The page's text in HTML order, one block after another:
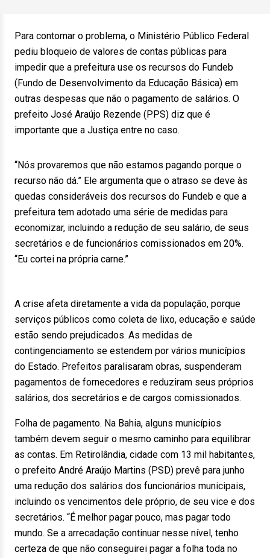
Para contornar o problema, o Ministério Público Federal
pediu bloqueio de valores de contas públicas para
impedir que a prefeitura use os recursos do Fundeb
(Fundo de Desenvolvimento da Educação Básica) em
outras despesas que não o pagamento de salários. O
prefeito José Araújo Rezende (PPS) diz que é
importante que a Justiça entre no caso.
“Nós provaremos que não estamos pagando porque o
recurso não dá.” Ele argumenta que o atraso se deve às
quedas consideráveis dos recursos do Fundeb e que a
prefeitura tem adotado uma série de medidas para
economizar, incluindo a redução de seu salário, de seus
secretários e de funcionários comissionados em 20%.
“Eu cortei na própria carne.”
A crise afeta diretamente a vida da população, porque
serviços públicos como coleta de lixo, educação e saúde
estão sendo prejudicados. As medidas de
contingenciamento se estendem por vários municípios
do Estado. Prefeitos paralisaram obras, suspenderam
pagamentos de fornecedores e reduziram seus próprios
salários, dos secretários e de cargos comissionados.
Folha de pagamento. Na Bahia, alguns municípios
também devem seguir o mesmo caminho para equilibrar
as contas. Em Retirolândia, cidade com 13 mil habitantes,
o prefeito André Araújo Martins (PSD) prevê para junho
uma redução dos salários dos funcionários municipais,
incluindo os vencimentos dele próprio, de seu vice e dos
secretários. “É melhor pagar pouco, mas pagar todo
mundo. Se a arrecadação continuar nesse nível, tenho
certeza de que não conseguirei pagar a folha toda no